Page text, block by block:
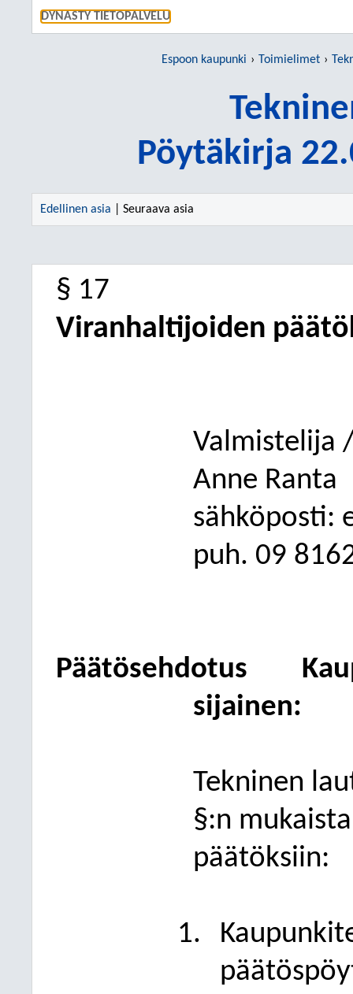
DYNASTY TIETOPALVELU
Espoon kaupunki Toimielimet
Pöytäkirja
Edellinen asia | Seuraava asia
§ 17
Viranhaltijoiden
Valmistelija
Anne Ranta
sähköposti:
puh. 09
Päätösehdotus
sijainen:
Tekninen
§:n
päätöksiin: